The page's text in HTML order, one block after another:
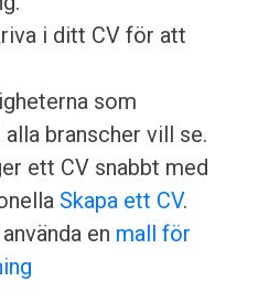
i ditt CV för att
som
branscher vill se.
ett CV snabbt med
Skapa ett CV.
en mall för